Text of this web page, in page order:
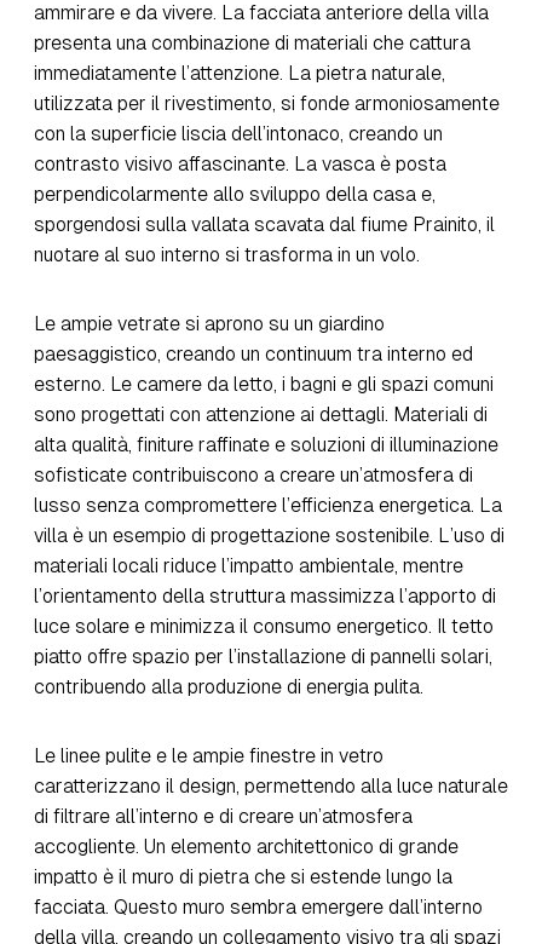
ammirare e da vivere. La facciata anteriore della villa
presenta una combinazione di materiali che cattura
immediatamente l’attenzione. La pietra naturale,
utilizzata per il rivestimento, si fonde armoniosamente
con la superficie liscia dell’intonaco, creando un
contrasto visivo affascinante. La vasca è posta
perpendicolarmente allo sviluppo della casa e,
sporgendosi sulla vallata scavata dal fiume Prainito, il
nuotare al suo interno si trasforma in un volo.
Le ampie vetrate si aprono su un giardino
paesaggistico, creando un continuum tra interno ed
esterno. Le camere da letto, i bagni e gli spazi comuni
sono progettati con attenzione ai dettagli. Materiali di
alta qualità, finiture raffinate e soluzioni di illuminazione
sofisticate contribuiscono a creare un’atmosfera di
lusso senza compromettere l’efficienza energetica. La
villa è un esempio di progettazione sostenibile. L’uso di
materiali locali riduce l’impatto ambientale, mentre
l’orientamento della struttura massimizza l’apporto di
luce solare e minimizza il consumo energetico. Il tetto
piatto offre spazio per l’installazione di pannelli solari,
contribuendo alla produzione di energia pulita.
Le linee pulite e le ampie finestre in vetro
caratterizzano il design, permettendo alla luce naturale
di filtrare all’interno e di creare un’atmosfera
accogliente. Un elemento architettonico di grande
impatto è il muro di pietra che si estende lungo la
facciata. Questo muro sembra emergere dall’interno
della villa, creando un collegamento visivo tra gli spazi